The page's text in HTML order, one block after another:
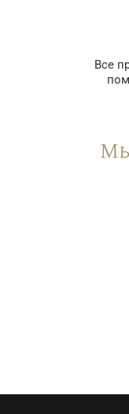
Все